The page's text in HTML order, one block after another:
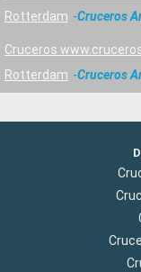
Rotterdam
Cruceros
Cruceros
Rotterdam
Cruceros